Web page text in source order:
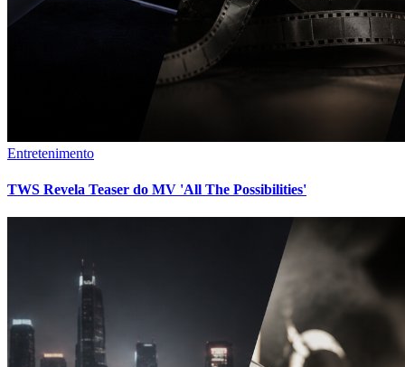
Entretenimento
TWS Revela Teaser do MV 'All The Possibilities'